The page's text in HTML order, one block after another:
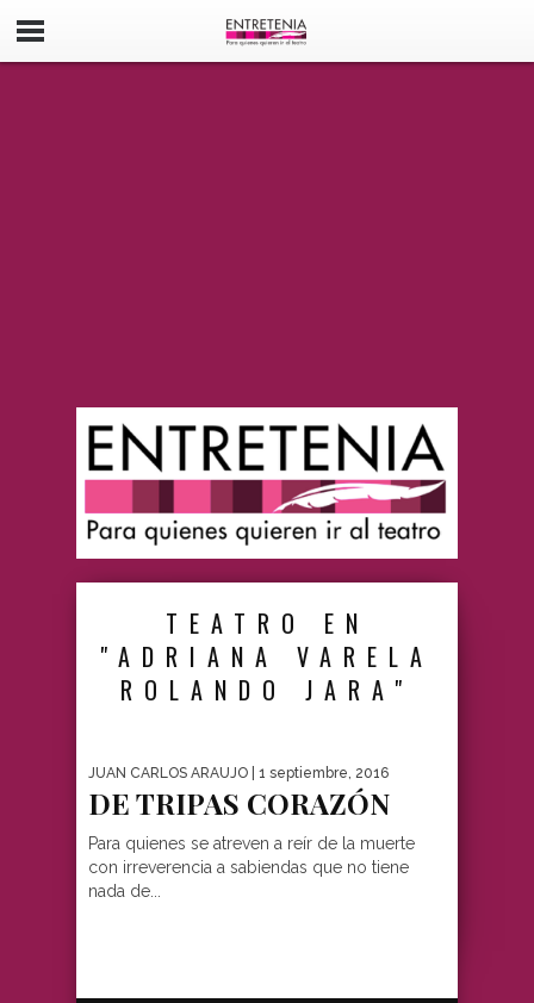
TEATRO EN
"ADRIANA VARELA
ROLANDO JARA"
JUAN CARLOS ARAUJO | 1 septiembre, 2016
DE TRIPAS CORAZÓN
Para quienes se atreven a reír de la muerte
con irreverencia a sabiendas que no tiene
nada de...